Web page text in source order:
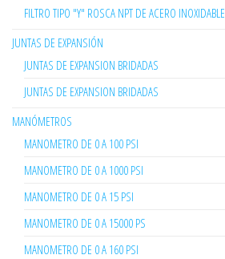
FILTRO TIPO "Y" ROSCA NPT DE ACERO INOXIDABLE
JUNTAS DE EXPANSIÓN
JUNTAS DE EXPANSION BRIDADAS
JUNTAS DE EXPANSION BRIDADAS
MANÓMETROS
MANOMETRO DE 0 A 100 PSI
MANOMETRO DE 0 A 1000 PSI
MANOMETRO DE 0 A 15 PSI
MANOMETRO DE 0 A 15000 PS
MANOMETRO DE 0 A 160 PSI